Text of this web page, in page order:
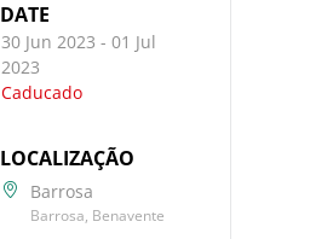
DATE
30 Jun 2023 - 01 Jul
2023
Caducado
LOCALIZAÇÃO
Barrosa
Barrosa, Benavente